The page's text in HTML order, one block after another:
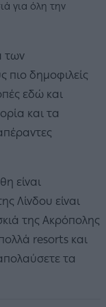
για όλη την
των
πιο δημοφιλείς
εδώ και
και τα
είναι
Λίνδου είναι
της Ακρόπολης
resorts και
τα